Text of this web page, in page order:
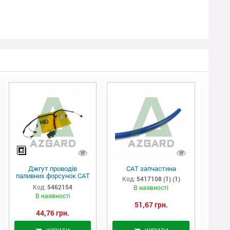
Джгут проводів
паливних форсунок CAT
C7/C9 (546-2154)
Код: 5462154
В наявності
44,76 грн.
САТ запчастина
Код: 5417108 (1) (1)
В наявності
51,67 грн.